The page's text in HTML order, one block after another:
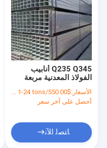
Q235 Q345 أنابيب
الفولاذ المعدنية مربعة
لأجزاء السيارات
الأسعار:$550.00/tons 1-24 tons
أحصل على آخر سعر
ﺎﺘﺼﻟ ﺍﻶﻧ